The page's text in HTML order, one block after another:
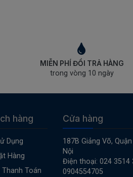
MIỄN PHÍ ĐỔI TRẢ HÀNG
trong vòng 10 ngày
hàng
Dụng
Hàng
Toán
Cửa hàng
187B Giảng Võ,
Nội
Điện thoại: 024 3514
0904554705